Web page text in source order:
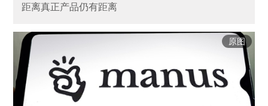
距离真正产品仍有距离
原图